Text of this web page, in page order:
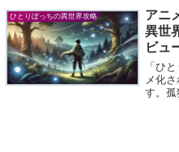
は、
さ...
ひとりぼっちの異世界攻略
アニ
異世
ビュ
「ひ
メ化
す。孤